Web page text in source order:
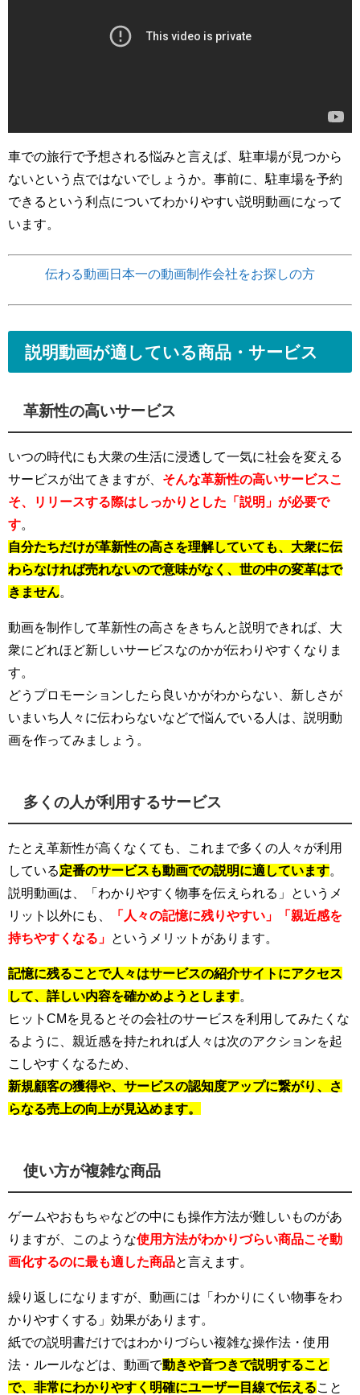
車での旅行で予想される悩みと言えば、駐車場が見つから
ないという点ではないでしょうか。事前に、駐車場を予約
できるという利点についてわかりやすい説明動画になって
います。
伝わる動画日本一の動画制作会社をお探しの方
説明動画が適している商品・サービス
革新性の高いサービス
いつの時代にも大衆の生活に浸透して一気に社会を変える
サービスが出てきますが、 そんな革新性の高いサービスこ
そ、リリースする際はしっかりとした「説明」が必要で
す
自分たちだけが革新性の高さを理解していても、大衆に伝
わらなければ売れないので意味がなく、世の中の変革はで
きません
動画を制作して革新性の高さをきちんと説明できれば、大
衆にどれほど新しいサービスなのかが伝わりやすくなりま
す。
どうプロモーションしたら良いかがわからない、新しさが
いまいち人々に伝わらないなどで悩んでいる人は、説明動
画を作ってみましょう。
多くの人が利用するサービス
たとえ革新性が高くなくても、これまで多くの人々が利用
している定番のサービスも動画での説明に適しています
説明動画は、「わかりやすく物事を伝えられる」というメ
リット以外にも、
「人々の記憶に残りやすい」「親近感を
持ちやすくなる」
というメリットがあります。
記憶に残ることで人々はサービスの紹介サイトにアクセス
して、詳しい内容を確かめようとします
ヒットCMを見るとその会社のサービスを利用してみたくな
るように、親近感を持たれれば人々は次のアクションを起
こしやすくなるため、
新規顧客の獲得や、サービスの認知度アップに繋がり、さ
らなる売上の向上が見込めます。
使い方が複雑な商品
ゲームやおもちゃなどの中にも操作方法が難しいものがあ
りますが、このような使用方法がわかりづらい商品こそ動
画化するのに最も適した商品と言えます。
繰り返しになりますが、動画には「わかりにくい物事をわ
かりやすくする」効果があります。
紙での説明書だけではわかりづらい複雑な操作法・使用
法・ルールなどは、動画で動きや音つきで説明すること
で、非常にわかりやすく明確にユーザー目線で伝える こと